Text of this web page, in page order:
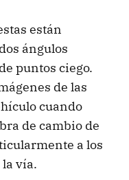
están
ángulos
puntos ciego.
de las
cuando
de cambio de
a los
vía.